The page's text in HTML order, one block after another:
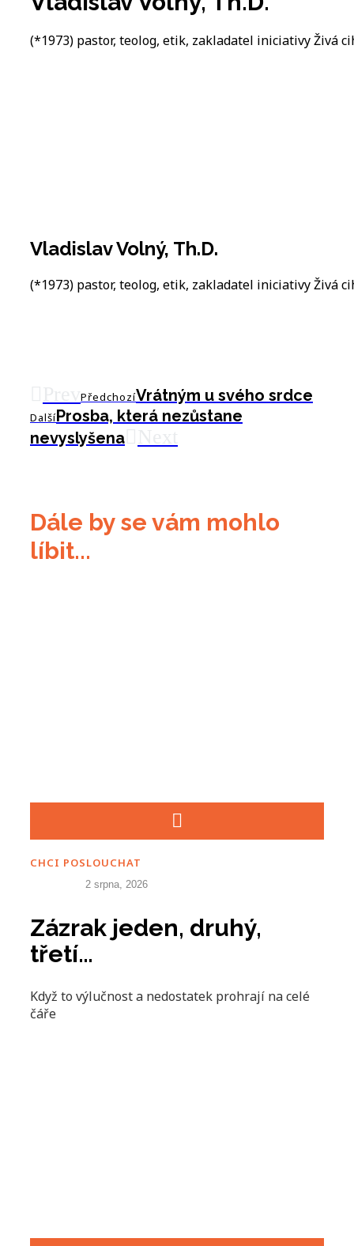
(*1973) pastor, teolog, etik, zakladatel iniciativy Živá
Vladislav Volný, Th.D.
(*1973) pastor, teolog, etik, zakladatel iniciativy Živá
PředchozíVrátným u svého srdce
DalšíProsba, která nezůstane
nevyslyšena
Dále by se vám mohlo
líbit...
CHCI POSLOUCHAT
2 srpna, 2026
Zázrak jeden, druhý,
třetí…
Když to výlučnost a nedostatek prohrají na celé
čáře